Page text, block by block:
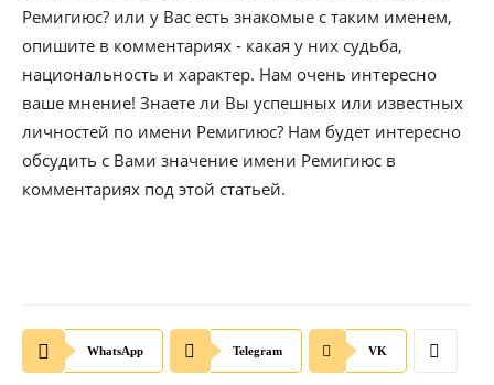
Ремигиюс? или у Вас есть знакомые с таким именем,
опишите в комментариях - какая у них судьба,
национальность и характер. Нам очень интересно
ваше мнение! Знаете ли Вы успешных или известных
личностей по имени Ремигиюс? Нам будет интересно
обсудить с Вами значение имени Ремигиюс в
комментариях под этой статьей.
WhatsApp Telegram VK